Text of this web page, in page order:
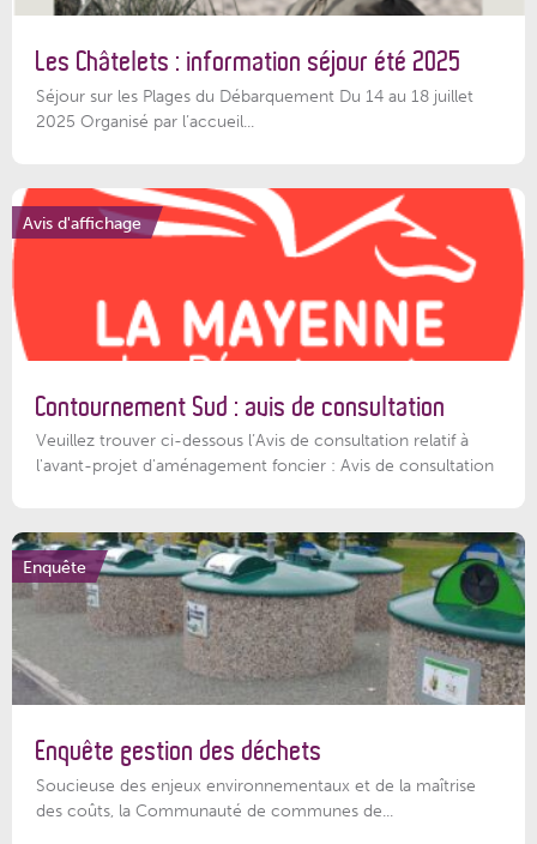
Les Châtelets : information séjour été 2025
Séjour sur les Plages du Débarquement Du 14 au 18 juillet
2025 Organisé par l’accueil...
Avis d'affichage
Contournement Sud : avis de consultation
Veuillez trouver ci-dessous l’Avis de consultation relatif à
l'avant-projet d'aménagement foncier : Avis de consultation
Enquête
Enquête gestion des déchets
Soucieuse des enjeux environnementaux et de la maîtrise
des coûts, la Communauté de communes de...